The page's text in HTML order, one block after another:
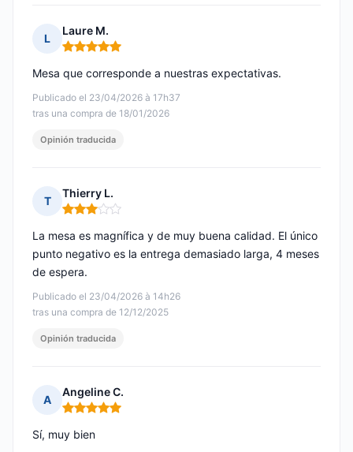
L
Laure M.
Nota: 5 de 5
Publicado el 23/04/2026 à 17h37
tras una compra de 18/01/2026
Mesa que corresponde a nuestras expectativas.
Opinión traducida
T
Thierry L.
Nota: 3 de 5
Publicado el 23/04/2026 à 14h26
tras una compra de 12/12/2025
La mesa es magnífica y de muy buena calidad. El único
punto negativo es la entrega demasiado larga, 4 meses
de espera.
Opinión traducida
A
Angeline C.
Nota: 5 de 5
Sí, muy bien